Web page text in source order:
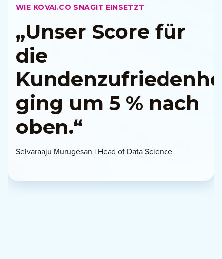
WIE KOVAI.CO SNAGIT EINSETZT
„Unser Score für
die
ging um 5 % nach
oben.“
Selvaraaju Murugesan | Head of Data Science